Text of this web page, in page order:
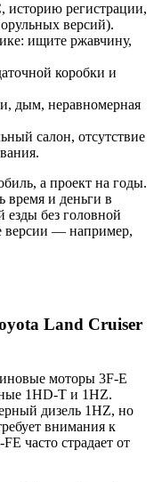
историю регистрации,
версий).
ищите ржавчину,
коробки и
дым, неравномерная
салон, отсутствие
а проект на годы.
время и деньги в
без головной
версии — например,
Land Cruiser
моторы 3F-E
1HD-T и 1HZ.
дизель 1HZ, но
внимания к
часто страдает от